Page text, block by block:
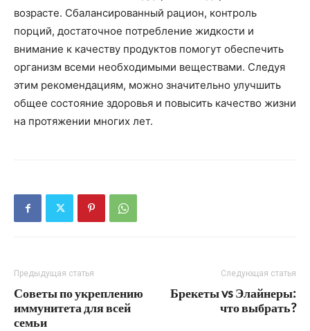
возрасте. Сбалансированный рацион, контроль
порций, достаточное потребление жидкости и
внимание к качеству продуктов помогут обеспечить
организм всеми необходимыми веществами. Следуя
этим рекомендациям, можно значительно улучшить
общее состояние здоровья и повысить качество жизни
на протяжении многих лет.
Предыдущая статья
Советы по укреплению
иммунитета для всей
семьи
Следующая статья
Брекеты vs Элайнеры:
что выбрать?